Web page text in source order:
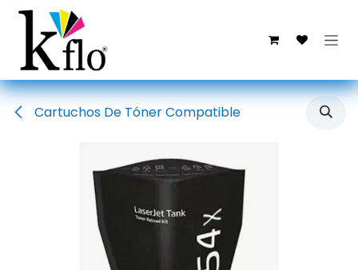
Ir al contenido
Cartuchos De Tóner Compatible